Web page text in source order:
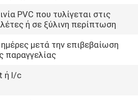
PVC που τυλίγεται στις
ή σε ξύλινη περίπτωση
μετά την επιβεβαίωση
παραγγελίας
ή l/c